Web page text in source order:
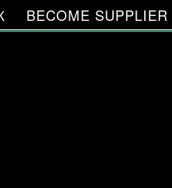
BECOME SUPPLIER